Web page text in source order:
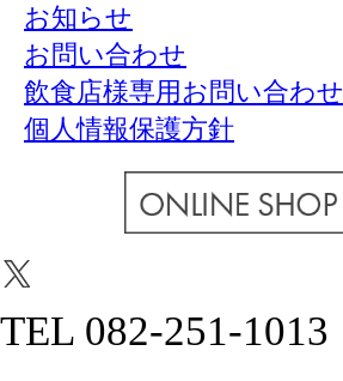
お知らせ
お問い合わせ
飲食店様専用お問い合わせ
個人情報保護方針
TEL 082-251-1013